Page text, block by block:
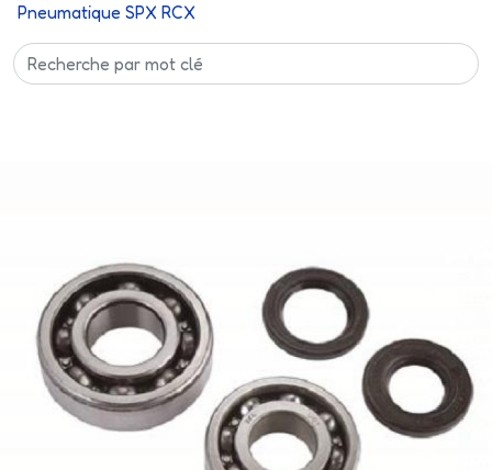
Pneumatique SPX RCX